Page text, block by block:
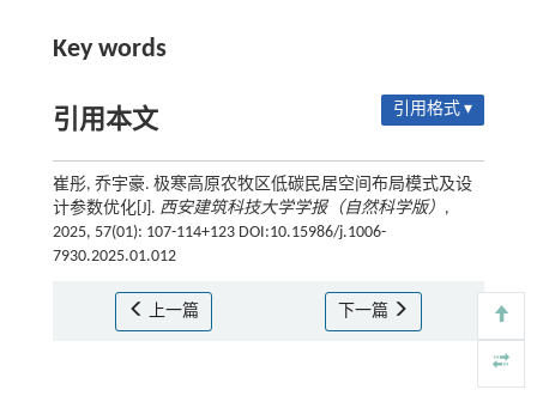
Key words
引用本文 引用格式 ▾
崔彤, 乔宇豪. 极寒高原农牧区低碳民居空间布局模式及设
计参数优化[J]. 西安建筑科技大学学报（自然科学版） ,
2025, 57(01): 107-114+123 DOI:10.15986/j.1006-
7930.2025.01.012
上一篇 下一篇